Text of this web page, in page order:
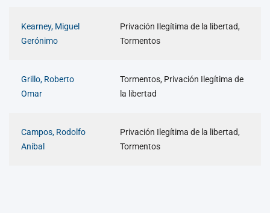
Kearney, Miguel
Gerónimo
Privación Ilegítima de la libertad,
Tormentos
Grillo, Roberto
Omar
Tormentos, Privación Ilegítima de
la libertad
Campos, Rodolfo
Aníbal
Privación Ilegítima de la libertad,
Tormentos